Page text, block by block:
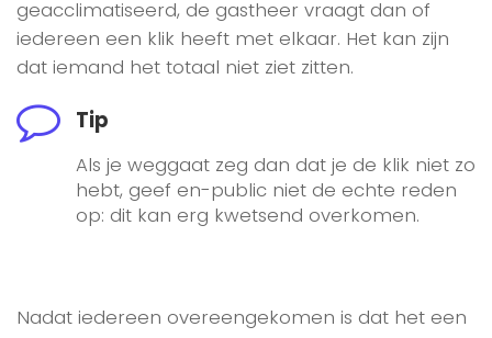
geacclimatiseerd, de gastheer vraagt dan of
iedereen een klik heeft met elkaar. Het kan zijn
dat iemand het totaal niet ziet zitten.
Tip
Als je weggaat zeg dan dat je de klik niet zo
hebt, geef en-public niet de echte reden
op: dit kan erg kwetsend overkomen.
Nadat iedereen overeengekomen is dat het een